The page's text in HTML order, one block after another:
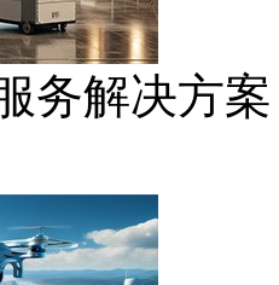
务解决方案